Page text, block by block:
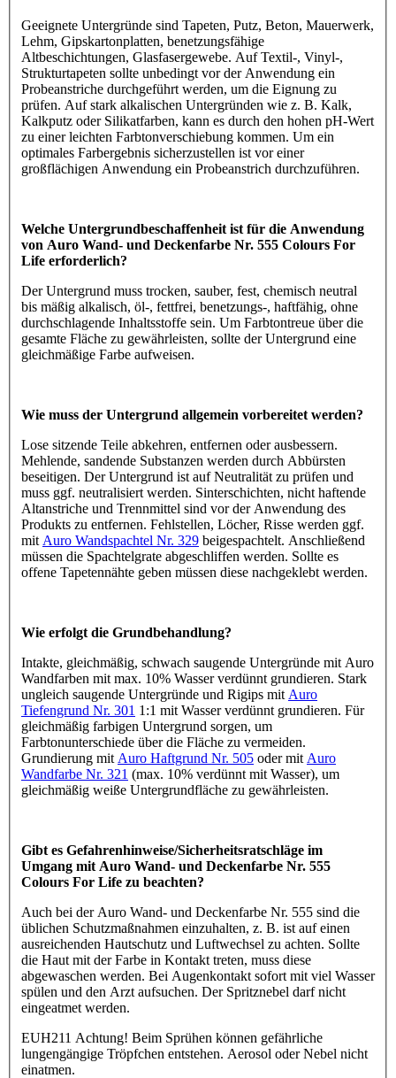
Geeignete Untergründe sind Tapeten, Putz, Beton, Mauerwerk,
Lehm, Gipskartonplatten, benetzungsfähige
Altbeschichtungen, Glasfasergewebe. Auf Textil-, Vinyl-,
Strukturtapeten sollte unbedingt vor der Anwendung ein
Probeanstriche durchgeführt werden, um die Eignung zu
prüfen. Auf stark alkalischen Untergründen wie z. B. Kalk,
Kalkputz oder Silikatfarben, kann es durch den hohen pH-Wert
zu einer leichten Farbtonverschiebung kommen. Um ein
optimales Farbergebnis sicherzustellen ist vor einer
großflächigen Anwendung ein Probeanstrich durchzuführen.
Welche Untergrundbeschaffenheit ist für die Anwendung
von Auro Wand- und Deckenfarbe Nr. 555 Colours For
Life erforderlich?
Der Untergrund muss trocken, sauber, fest, chemisch neutral
bis mäßig alkalisch, öl-, fettfrei, benetzungs-, haftfähig, ohne
durchschlagende Inhaltsstoffe sein. Um Farbtontreue über die
gesamte Fläche zu gewährleisten, sollte der Untergrund eine
gleichmäßige Farbe aufweisen.
Wie muss der Untergrund allgemein vorbereitet werden?
Lose sitzende Teile abkehren, entfernen oder ausbessern.
Mehlende, sandende Substanzen werden durch Abbürsten
beseitigen. Der Untergrund ist auf Neutralität zu prüfen und
muss ggf. neutralisiert werden. Sinterschichten, nicht haftende
Altanstriche und Trennmittel sind vor der Anwendung des
Produkts zu entfernen. Fehlstellen, Löcher, Risse werden ggf.
mit Auro Wandspachtel Nr. 329 beigespachtelt. Anschließend
müssen die Spachtelgrate abgeschliffen werden. Sollte es
offene Tapetennähte geben müssen diese nachgeklebt werden.
Wie erfolgt die Grundbehandlung?
Intakte, gleichmäßig, schwach saugende Untergründe mit Auro
Wandfarben mit max. 10% Wasser verdünnt grundieren. Stark
ungleich saugende Untergründe und Rigips mit Auro
Tiefengrund Nr. 301 1:1 mit Wasser verdünnt grundieren. Für
gleichmäßig farbigen Untergrund sorgen, um
Farbtonunterschiede über die Fläche zu vermeiden.
Grundierung mit Auro Haftgrund Nr. 505 oder mit Auro
Wandfarbe Nr. 321 (max. 10% verdünnt mit Wasser), um
gleichmäßig weiße Untergrundfläche zu gewährleisten.
Gibt es Gefahrenhinweise/Sicherheitsratschläge im
Umgang mit Auro Wand- und Deckenfarbe Nr. 555
Colours For Life zu beachten?
Auch bei der Auro Wand- und Deckenfarbe Nr. 555 sind die
üblichen Schutzmaßnahmen einzuhalten, z. B. ist auf einen
ausreichenden Hautschutz und Luftwechsel zu achten. Sollte
die Haut mit der Farbe in Kontakt treten, muss diese
abgewaschen werden. Bei Augenkontakt sofort mit viel Wasser
spülen und den Arzt aufsuchen. Der Spritznebel darf nicht
eingeatmet werden.
EUH211 Achtung! Beim Sprühen können gefährliche
lungengängige Tröpfchen entstehen. Aerosol oder Nebel nicht
einatmen.